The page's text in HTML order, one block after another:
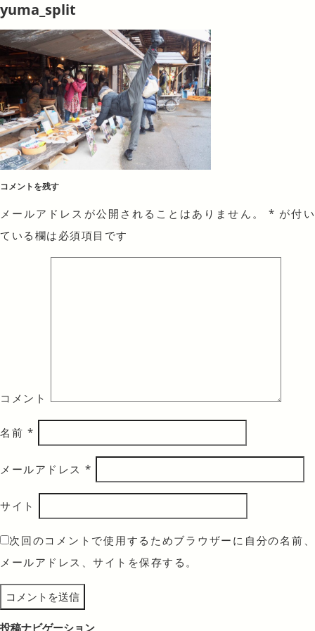
yuma_split
コメントを残す
メールアドレスが公開されることはありません。 * が付い
ている欄は必須項目です
コメント
名前 *
メールアドレス *
サイト
次回のコメントで使用するためブラウザーに自分の名前、
メールアドレス、サイトを保存する。
投稿ナビゲーション